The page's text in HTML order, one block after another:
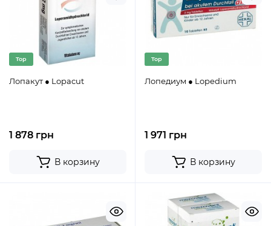
Top
Лопакут ● Lopacut
1 878 грн
В корзину
Top
Лопедиум ● Lopedium
1 971 грн
В корзину